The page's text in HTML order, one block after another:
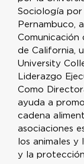
Sociología
Pernambuco,
Comunicación
de California,
University
Liderazgo
Como
ayuda a
cadena
asociaciones
los animales y
y la